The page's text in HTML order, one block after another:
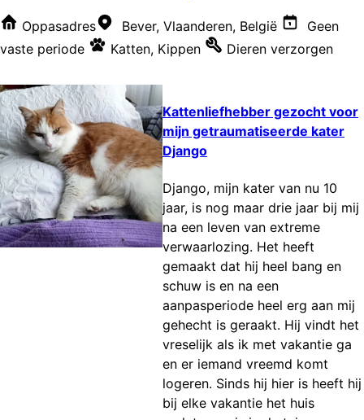
Oppasadres Bever, Vlaanderen, België
Geen
vaste periode
Katten, Kippen Dieren verzorgen
Kattenliefhebber gezocht voor
mijn getraumatiseerde kater
Django
Django, mijn kater van nu 10
jaar, is nog maar drie jaar bij mij
na een leven van extreme
verwaarlozing. Het heeft
gemaakt dat hij heel bang en
schuw is en na een
aanpasperiode heel erg aan mij
gehecht is geraakt. Hij vindt het
vreselijk als ik met vakantie ga
en er iemand vreemd komt
logeren. Sinds hij hier is heeft hij
bij elke vakantie het huis